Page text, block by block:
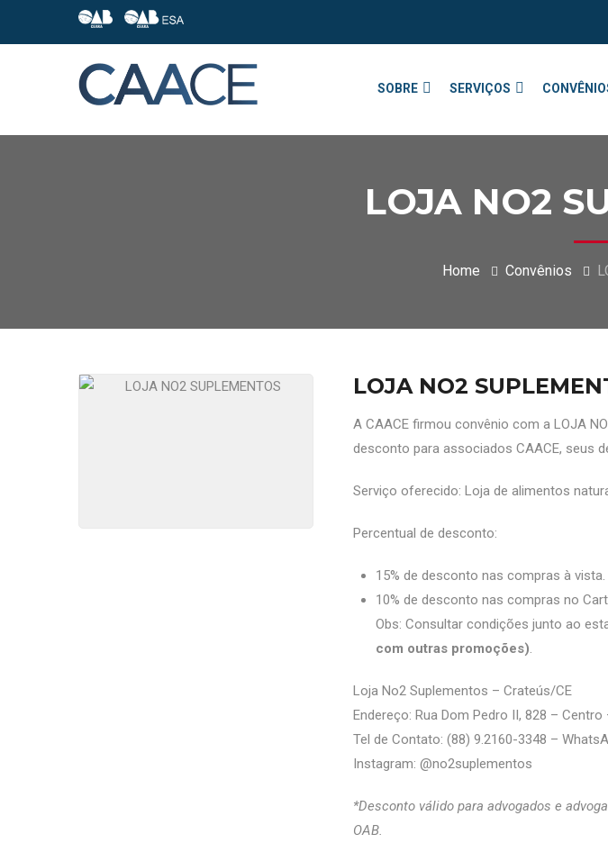
SOBRE SERVIÇOS
LOJA NO2
Home Convênios
LOJA NO2
A CAACE firmou convênio com a LOJA
desconto para associados CAACE, seus
Serviço oferecido: Loja de alimentos
Percentual de desconto:
15% de desconto nas compras à vista.
10% de desconto nas compras no
Obs: Consultar condições junto ao
com outras promoções).
Loja No2 Suplementos – Crateús/CE
Endereço: Rua Dom Pedro II, 828 – Centro
Tel de Contato: (88) 9.2160-3348 –
Instagram: @‌no2suplementos
*Desconto válido para advogados e
OAB.